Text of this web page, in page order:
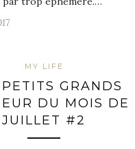
MY LIFE
GRANDS
DU MOIS DE
JUILLET #2